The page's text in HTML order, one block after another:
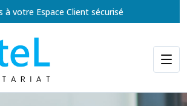
à votre Espace Client sécurisé